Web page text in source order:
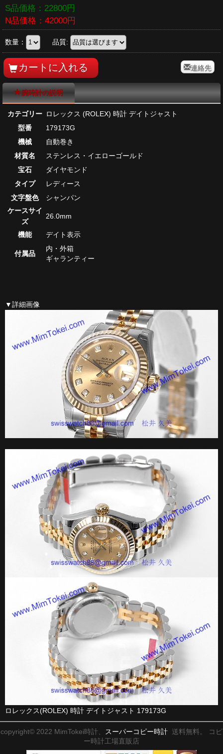
S品価格： 22800円
N品価格： 42000円
数量： 品質:
連絡先
腕時計の説明
カテゴリー ロレックス (ROLEX) 時計 デイトジャスト
型番
179173G
機械
自動巻き
材質名
ステンレス・イエローゴールド
宝石
ダイヤモンド
タイプ
レディース
文字盤色
シャンパン
ケースサイ
ズ
26.0mm
機能 デイト表示
付属品
内・外箱
ギャランティー
▼詳細画像
ロレックス(ROLEX) 時計 デイトジャスト 179173G
copyright© 2022 MimTokei時計、 スーパーコピー時計 送料無料。 コピ
ー時計工場直販店